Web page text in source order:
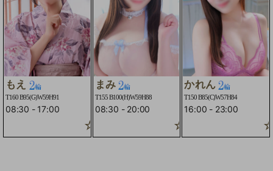
もえ
T160 B95(G)W59H91
08:30 - 17:00
☆２輪車コースOK☆
まみ
T155 B100(H)W59H88
08:30 - 20:00
☆２輪車コース
かれん
T150 B85(C)W57H84
16:00 - 23:00
☆